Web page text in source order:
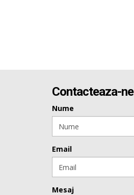
Contacteaza-ne
Nume
Email
Mesaj